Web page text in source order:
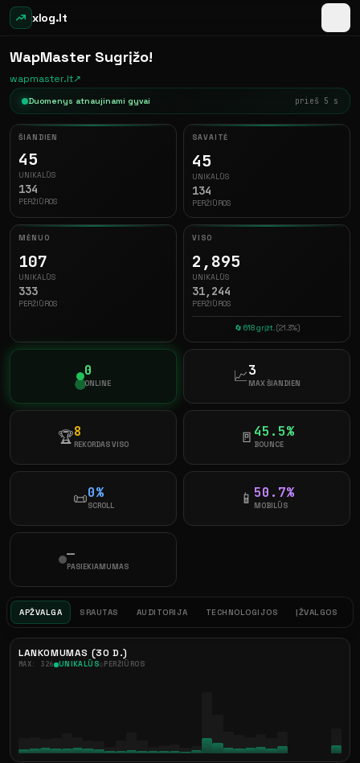
xlog.lt
WapMaster Sugrįžo!
wapmaster.lt↗
Duomenys atnaujinami gyvai prieš 6 s
ŠIANDIEN
45
UNIKALŪS
134
PERŽIŪROS
SAVAITĖ
45
UNIKALŪS
134
PERŽIŪROS
MĖNUO
107
UNIKALŪS
333
PERŽIŪROS
VISO
2,895
UNIKALŪS
31,244
PERŽIŪROS
🔄 618 grįžt.(21.3%)
0
ONLINE 📈3
MAX ŠIANDIEN
🏆8
REKORDAS VISO 🚪 45.5%
BOUNCE
📜0%
SCROLL 📱 50.7%
MOBILŪS
—
PASIEKIAMUMAS
APŽVALGA SRAUTAS AUDITORIJA TECHNOLOGIJOS ĮŽVALGOS
LANKOMUMAS (30 D.)
MAX: 326 UNIKALŪS PERŽIŪROS